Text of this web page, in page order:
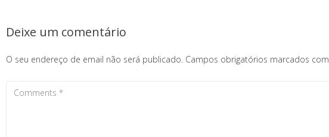
Deixe um comentário
O seu endereço de email não será publicado. Campos obrigatórios marcados com